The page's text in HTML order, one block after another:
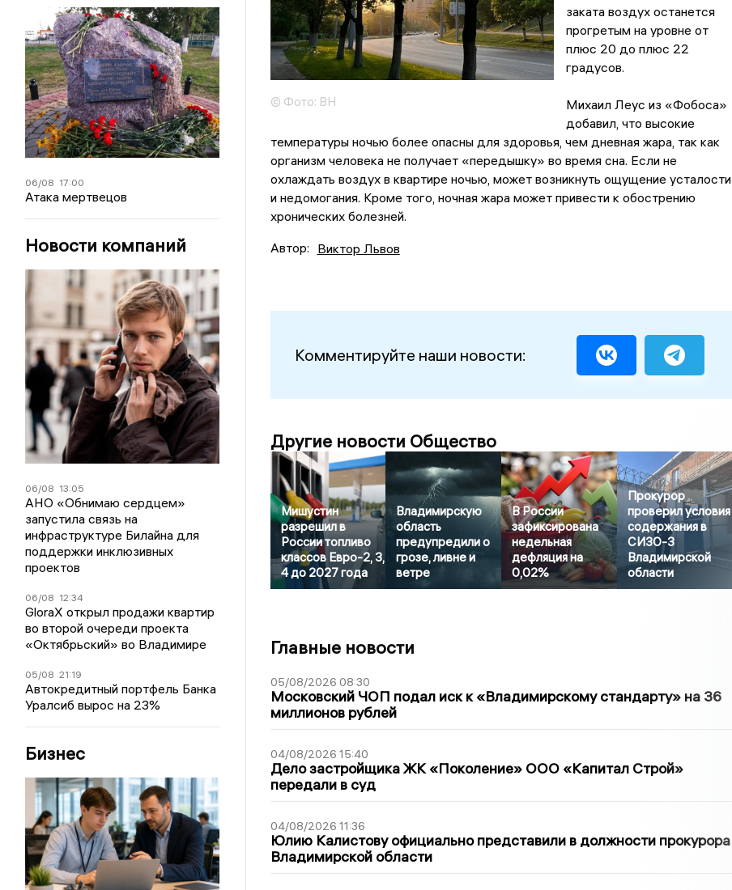
06/08 17:00
Атака мертвецов
Новости компаний
06/08 13:05
АНО «Обнимаю сердцем»
запустила связь на
инфраструктуре Билайна для
поддержки инклюзивных
проектов
06/08 12:34
GloraX открыл продажи квартир
во второй очереди проекта
«Октябрьский» во Владимире
05/08 21:19
Автокредитный портфель Банка
Уралсиб вырос на 23%
Бизнес
© Фото: ВН
заката воздух останется
прогретым на уровне от
плюс 20 до плюс 22
градусов.
Михаил Леус из «Фобоса»
добавил, что высокие
температуры ночью более опасны для здоровья, чем дневная жара, так как
организм человека не получает «передышку» во время сна. Если не
охлаждать воздух в квартире ночью, может возникнуть ощущение усталости
и недомогания. Кроме того, ночная жара может привести к обострению
хронических болезней.
Автор: Виктор Львов
Комментируйте наши новости:
Другие новости Общество
Мишустин
разрешил в
России топливо
классов Евро-2, 3,
4 до 2027 года
Владимирскую
область
предупредили о
грозе, ливне и
ветре
В России
зафиксирована
недельная
дефляция на
0,02%
Прокурор
проверил условия
содержания в
СИЗО-3
Владимирской
области
Главные новости
05/08/2026 08:30
Московский ЧОП подал иск к «Владимирскому стандарту» на 36
миллионов рублей
04/08/2026 15:40
Дело застройщика ЖК «Поколение» ООО «Капитал Строй»
передали в суд
04/08/2026 11:36
Юлию Калистову официально представили в должности прокурора
Владимирской области